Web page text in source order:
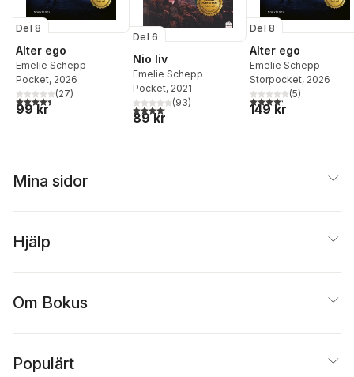
Del 8
Alter ego
Emelie Schepp
Pocket, 2026
4,5utav 5 stjärnor. Totalt antal röster:
(27)
99 kr
Del 6
Nio liv
Emelie Schepp
Pocket, 2021
4,1utav 5 stjärnor. Totalt antal röster:
(93)
89 kr
Del 8
Alter ego
Emelie Schepp
Storpocket, 2026
4,2utav 5 stjärnor.
(5)
149 kr
Mina sidor
Hjälp
Om Bokus
Populärt